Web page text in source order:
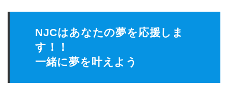
NJCはあなたの夢を応援しま
す！！
一緒に夢を叶えよう